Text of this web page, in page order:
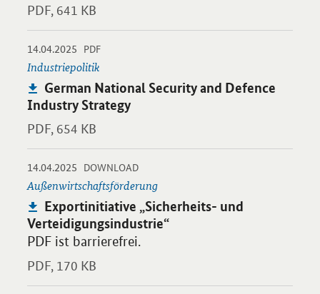
PDF, 641 KB
14.04.2025 -
PDF-
Industriepolitik
Publikation:
German National Security and Defence
Industry Strategy
PDF, 654 KB
Öffnet PDF "German National Security and Defence Industry
14.04.2025 -
DOWNLOAD-
Außenwirtschaftsförderung
Publikation:
Exportinitiative „Sicherheits- und
Verteidigungsindustrie“
PDF ist barrierefrei.
PDF, 170 KB
Öffnet PDF "Exportinitiative „Sicherheits- und